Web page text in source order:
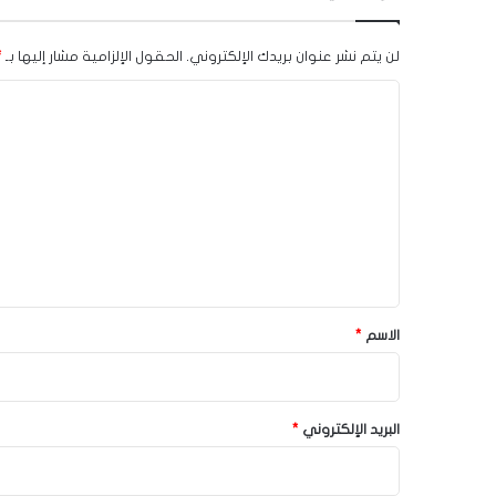
لن يتم نشر عنوان بريدك الإلكتروني. الحقول الإلزامية مشار إليها بـ
*
الاسم *
البريد الإلكتروني *